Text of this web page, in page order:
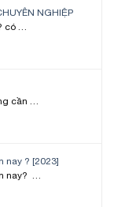
NGHIỆP
có …
cần …
nay ? [2023]
nay? …